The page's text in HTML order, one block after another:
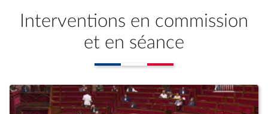
Interventions en commission
et en séance